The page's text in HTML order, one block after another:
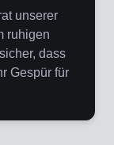
unserer
ruhigen
dass
Gespür für